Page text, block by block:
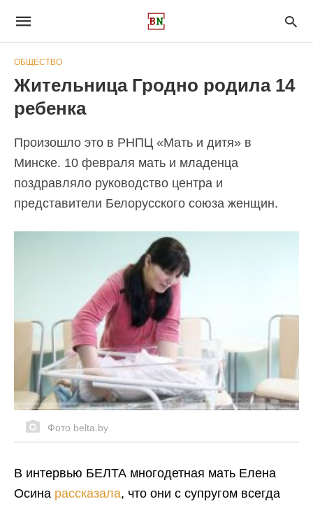
ОБЩЕСТВО
Жительница Гродно родила 14
ребенка
Произошло это в РНПЦ «Мать и дитя» в
Минске. 10 февраля мать и младенца
поздравляло руководство центра и
представители Белорусского союза женщин.
Фото belta.by
В интервью БЕЛТА многодетная мать Елена
Осина рассказала, что они с супругом всегда